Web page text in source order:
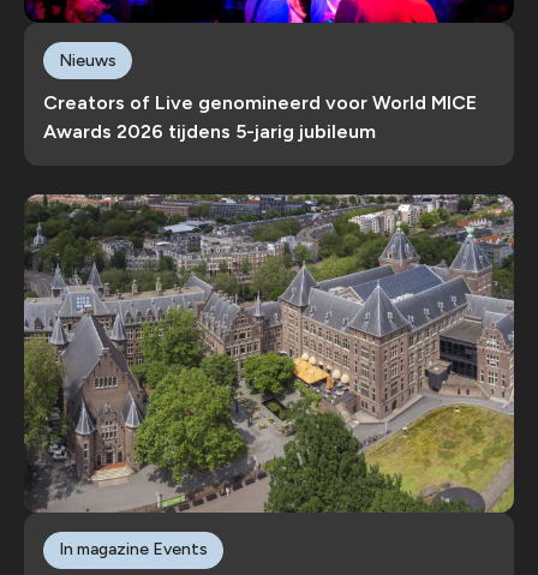
Creators of Live genomineerd voor World MICE
Awards 2026 tijdens 5-jarig jubileum
Nieuws
In magazine Events